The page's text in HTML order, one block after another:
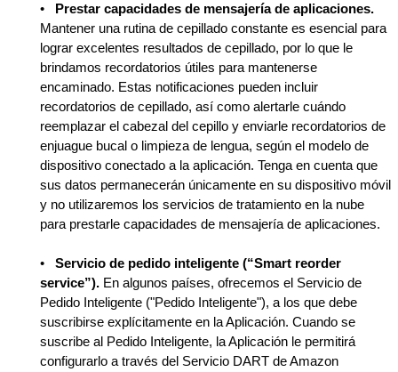
•
Prestar capacidades de mensajería de aplicaciones.
Mantener una rutina de cepillado constante es esencial para
lograr excelentes resultados de cepillado, por lo que le
brindamos recordatorios útiles para mantenerse
encaminado. Estas notificaciones pueden incluir
recordatorios de cepillado, así como alertarle cuándo
reemplazar el cabezal del cepillo y enviarle recordatorios de
enjuague bucal o limpieza de lengua, según el modelo de
dispositivo conectado a la aplicación. Tenga en cuenta que
sus datos permanecerán únicamente en su dispositivo móvil
y no utilizaremos los servicios de tratamiento en la nube
para prestarle capacidades de mensajería de aplicaciones.
•Servicio de pedido inteligente (“Smart reorder
service”). En algunos países, ofrecemos el Servicio de
Pedido Inteligente ("Pedido Inteligente"), a los que debe
suscribirse explícitamente en la Aplicación. Cuando se
suscribe al Pedido Inteligente, la Aplicación le permitirá
configurarlo a través del Servicio DART de Amazon